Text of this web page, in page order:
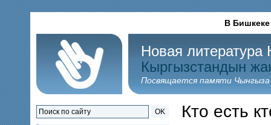
В Бишкеке
Новая литература
Кыргызстандын
Посвящается памяти
OK Кто есть